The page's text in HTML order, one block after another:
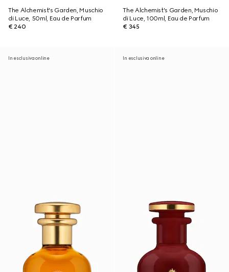
The Alchemist's Garden, Muschio
di Luce, 50ml, Eau de Parfum
€ 240
The Alchemist's Garden, Muschio
di Luce, 100ml, Eau de Parfum
€ 345
In esclusiva online In esclusiva online